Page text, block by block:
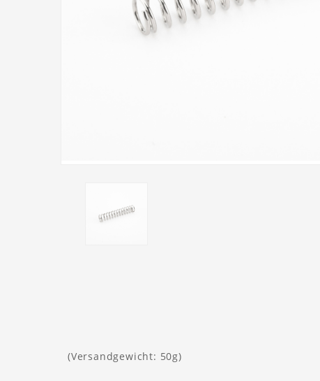
(Versandgewicht: 50g)